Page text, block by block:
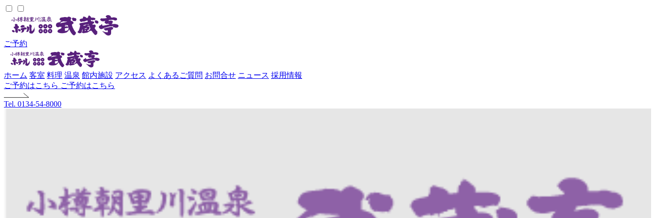
ご予約
ホーム 客室 料理 温泉 館内施設 アクセス よくあるご質問 お問合せ ニュース 採用情報
ご予約はこちら ご予約はこちら
Tel. 0134-54-8000